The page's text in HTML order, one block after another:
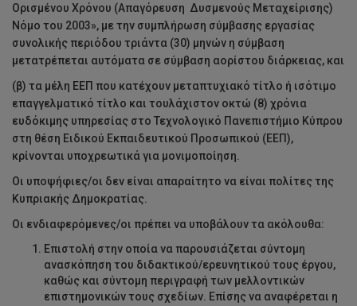
Ορισμένου Χρόνου (Απαγόρευση Δυσμενούς Μεταχείρισης)
Νόμο του 2003», με την συμπλήρωση σύμβασης εργασίας
συνολικής περιόδου τριάντα (30) μηνών η σύμβαση
μετατρέπεται αυτόματα σε σύμβαση αορίστου διάρκειας, και
(β) τα μέλη ΕΕΠ που κατέχουν μεταπτυχιακό τίτλο ή ισότιμο
επαγγελματικό τίτλο και τουλάχιστον οκτώ (8) χρόνια
ευδόκιμης υπηρεσίας στο Τεχνολογικό Πανεπιστήμιο Κύπρου
στη θέση Ειδικού Εκπαιδευτικού Προσωπικού (ΕΕΠ),
κρίνονται υποχρεωτικά για μονιμοποίηση.
Οι υποψήφιες/οι δεν είναι απαραίτητο να είναι πολίτες της
Κυπριακής Δημοκρατίας.
Οι ενδιαφερόμενες/οι πρέπει να υποβάλουν τα ακόλουθα:
Επιστολή στην οποία να παρουσιάζεται σύντομη
ανασκόπηση του διδακτικού/ερευνητικού τους έργου,
καθώς και σύντομη περιγραφή των μελλοντικών
επιστημονικών τους σχεδίων. Επίσης να αναφέρεται η